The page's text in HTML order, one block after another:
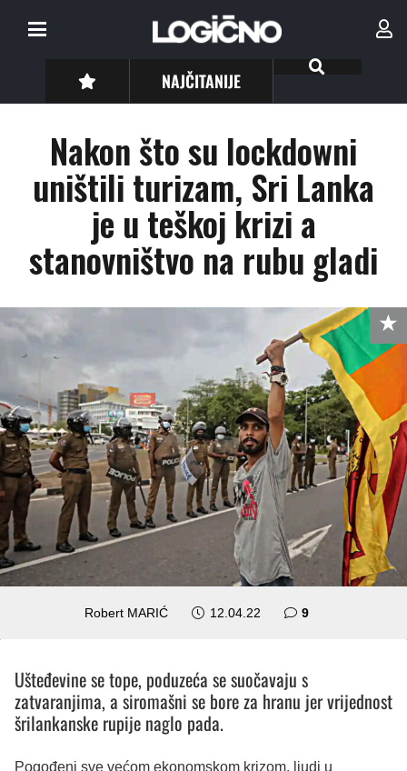
NAJČITANIJE
Nakon što su lockdowni
uništili turizam, Sri Lanka
je u teškoj krizi a
stanovništvo na rubu gladi
Robert MARIĆ 12.04.22 9komentara
Ušteđevine se tope, poduzeća se suočavaju s
zatvaranjima, a siromašni se bore za hranu jer vrijednost
šrilankanske rupije naglo pada.
Pogođeni sve većom ekonomskom krizom, ljudi u